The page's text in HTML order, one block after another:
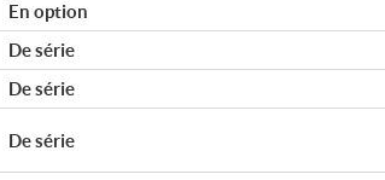
En option
De série
De série
De série